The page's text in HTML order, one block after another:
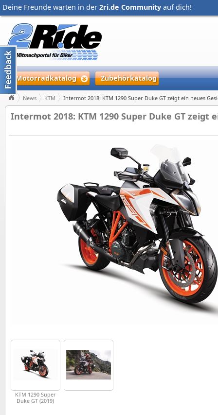
Deine Freunde warten in der 2ri.de Community auf dich!
Motorradkatalog Zubehörkatalog
News KTM Intermot 2018: KTM 1290 Super Duke GT zeigt ein neues
Intermot 2018: KTM 1290 Super Duke GT zeigt
KTM 1290 Super
Duke GT (2019)